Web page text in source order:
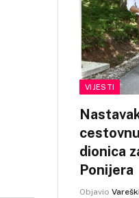
VIJESTI
dionica
Ponijera
Objavio